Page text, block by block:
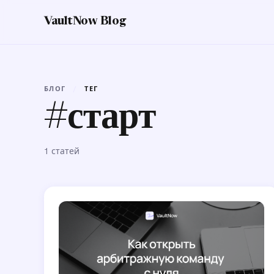
VaultNow Blog
БЛОГ ТЕГ
#старт
1 статей